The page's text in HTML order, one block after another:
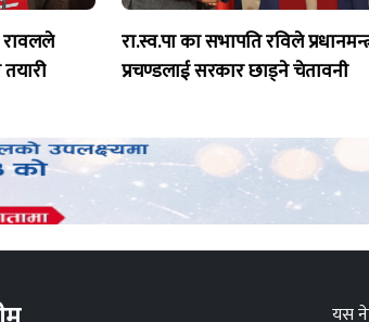
रावलले
रा.स्व.पा का सभापति रविले
प्रचण्डलाई सरकार छाड्ने चेतावनी
यस